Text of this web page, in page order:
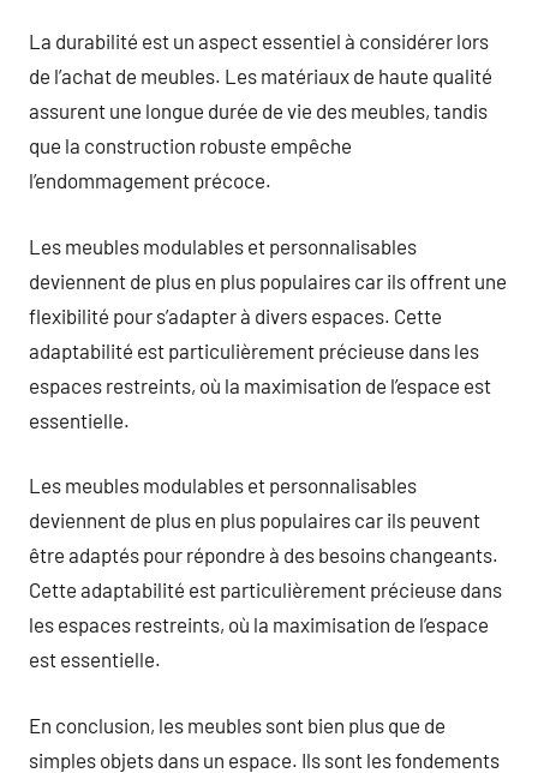
La durabilité est un aspect essentiel à considérer lors
de l’achat de meubles. Les matériaux de haute qualité
assurent une longue durée de vie des meubles, tandis
que la construction robuste empêche
l’endommagement précoce.
Les meubles modulables et personnalisables
deviennent de plus en plus populaires car ils offrent une
flexibilité pour s’adapter à divers espaces. Cette
adaptabilité est particulièrement précieuse dans les
espaces restreints, où la maximisation de l’espace est
essentielle.
Les meubles modulables et personnalisables
deviennent de plus en plus populaires car ils peuvent
être adaptés pour répondre à des besoins changeants.
Cette adaptabilité est particulièrement précieuse dans
les espaces restreints, où la maximisation de l’espace
est essentielle.
En conclusion, les meubles sont bien plus que de
simples objets dans un espace. Ils sont les fondements